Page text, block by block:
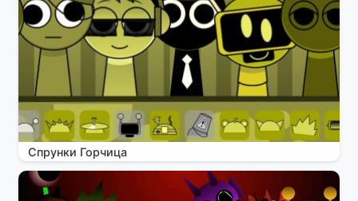
Спрунки Горчица